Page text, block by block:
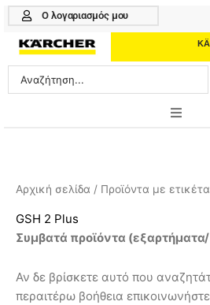
Μετάβαση
περιεχόμενο
Ο λογαριασμός μου
Search
...
PROFESSIONAL
ΑΞΕΣΟΥΑΡ
ΚΑΘΑΡΙΣΤΙΚΑ
Αρχική σελίδα / Προϊόντα με
GSH 2 Plus
Συμβατά προϊόντα
Αν δε βρίσκετε αυτό που
περαιτέρω βοήθεια